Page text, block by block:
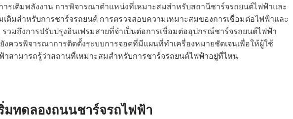
ารเติมพลังงาน การพิจารณาตำแหน่งที่เหมาะสมสำหรับสถานีชาร์จรถยนต์ไฟฟ้าและ
เติมสำหรับการชาร์จรถยนต์ การตรวจสอบความเหมาะสมของการเชื่อมต่อไฟฟ้าและ
รวมถึงการปรับปรุงอินเฟรมสายที่จำเป็นต่อการเชื่อมต่ออุปกรณ์ชาร์จรถยนต์ไฟฟ้า
งควรพิจารณาการติดตั้งระบบการจอดที่มีแผนที่ทำเครื่องหมายชัดเจนเพื่อให้ผู้ใช้
าสามารถรู้ว่าสถานที่เหมาะสมสำหรับการชาร์จรถยนต์ไฟฟ้าอยู่ที่ไหน
มทดลองถนนชาร์จรถไฟฟ้า